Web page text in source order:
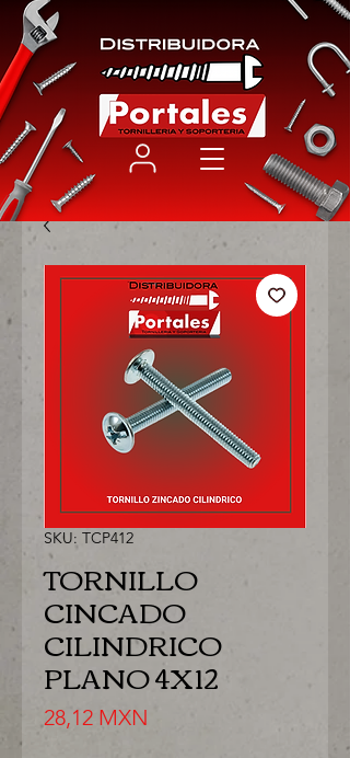
SKU: TCP412
TORNILLO
CINCADO
CILINDRICO
PLANO 4X12
28,12 MXN